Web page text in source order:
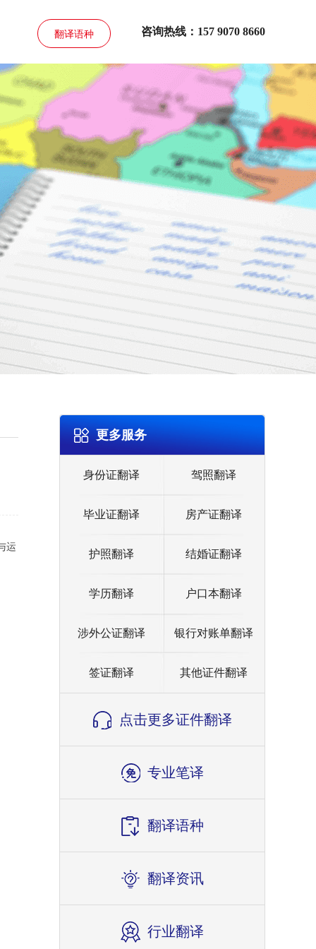
翻译语种 咨询热线：157 9070 8660
运
更多服务
身份证翻译 驾照翻译
毕业证翻译 房产证翻译
护照翻译 结婚证翻译
学历翻译 户口本翻译
涉外公证翻译 银行对账单翻译
签证翻译 其他证件翻译
点击更多证件翻译
专业笔译
翻译语种
翻译资讯
行业翻译